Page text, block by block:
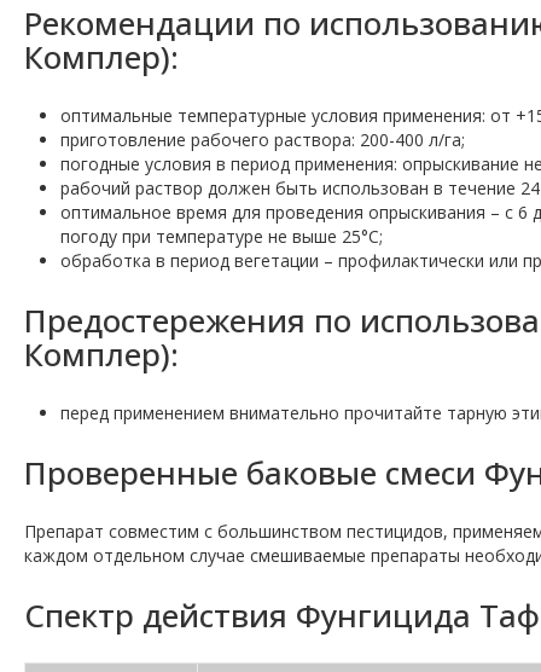
Рекомендации по
Комплер):
оптимальные температурные условия применения: от
приготовление рабочего раствора: 200-400 л/га;
погодные условия в период применения: опрыскивание
рабочий раствор должен быть использован в течение
оптимальное время для проведения опрыскивания – с 6
погоду при температуре не выше 25°С;
обработка в период вегетации – профилактически или
Предостережения по
Комплер):
перед применением внимательно прочитайте тарную
Проверенные баковые смеси
Препарат совместим с большинством пестицидов,
каждом отдельном случае смешиваемые препараты
Спектр действия Фунгицида